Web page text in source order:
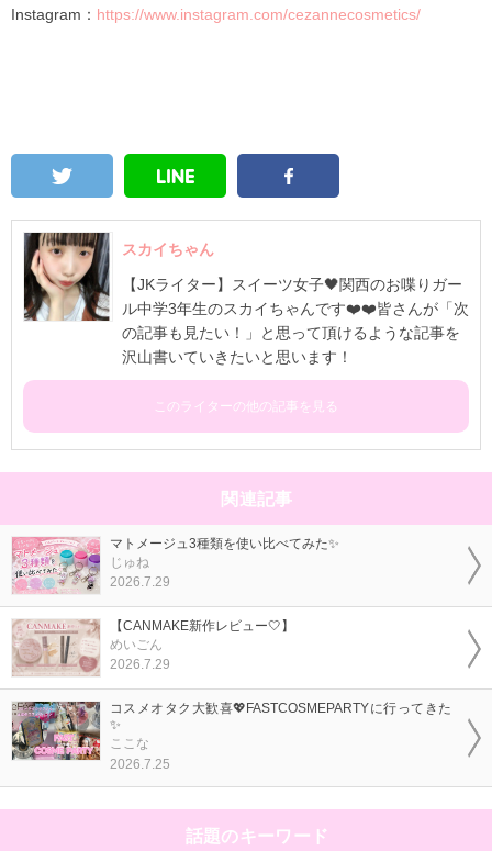
Instagram： https://www.instagram.com/cezannecosmetics/
スカイちゃん
【JKライター】スイーツ女子🖤関西のお喋りガー
ル中学3年生のスカイちゃんです❤️❤️皆さんが「次
の記事も見たい！」と思って頂けるような記事を
沢山書いていきたいと思います！
このライターの他の記事を見る
関連記事
マトメージュ3種類を使い比べてみた✨
じゅね
2026.7.29
【CANMAKE新作レビュー🤍】
めいごん
2026.7.29
コスメオタク大歓喜💖FASTCOSMEPARTYに行ってきた
✨
ここな
2026.7.25
話題のキーワード